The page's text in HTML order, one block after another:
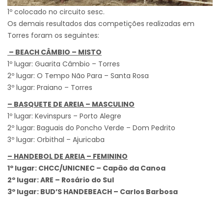
1º colocado no circuito sesc.
Os demais resultados das competições realizadas em
Torres foram os seguintes:
– BEACH CÂMBIO – MISTO
1º lugar: Guarita Câmbio – Torres
2º lugar: O Tempo Não Para – Santa Rosa
3º lugar: Praiano – Torres
– BASQUETE DE AREIA – MASCULINO
1º lugar: Kevinspurs – Porto Alegre
2º lugar: Baguais do Poncho Verde – Dom Pedrito
3º lugar: Orbithal – Ajuricaba
– HANDEBOL DE AREIA – FEMININO
1º lugar: CHCC/UNICNEC – Capão da Canoa
2º lugar: ARE – Rosário do Sul
3º lugar: BUD’S HANDEBEACH – Carlos Barbosa